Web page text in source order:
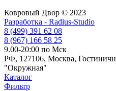
Ковровый Двор © 2023
Разработка - Radius-Studio
8 (499) 391 62 08
8 (967) 166 58 25
9.00-20:00 по Мск
РФ, 127106, Москва,
"Окружная"
Каталог
Фильтр